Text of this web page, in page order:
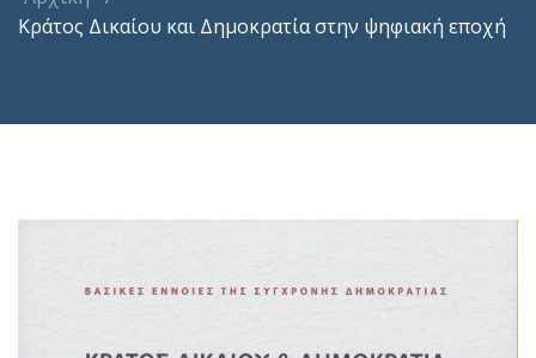
Κράτος Δικαίου και Δημοκρατία στην ψηφιακή εποχή